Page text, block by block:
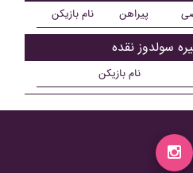
نام بازیکن پیراهن
سولدوز نقده
نام بازیکن